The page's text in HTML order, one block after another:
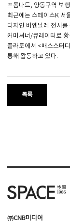
프롬나드, 양동구역 보
최근에는 스페이스K 서
디자인 비엔날레 전시
커미셔너/큐레이터로
플라토에서 <매스스터
통해 활동하고 있다.
목록
㈜CNB미디어